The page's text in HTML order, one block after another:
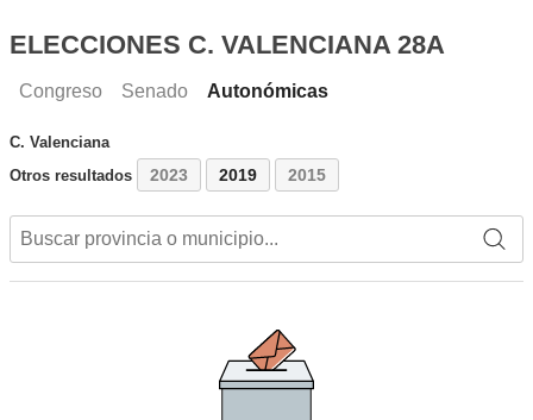
ELECCIONES C. VALENCIANA 28A
Congreso Senado Autonómicas
C. Valenciana
Otros resultados
2023 2019 2015